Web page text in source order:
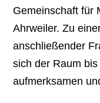
Gemeinschaft für
Ahrweiler. Zu
anschließender
sich der Raum
aufmerksamen